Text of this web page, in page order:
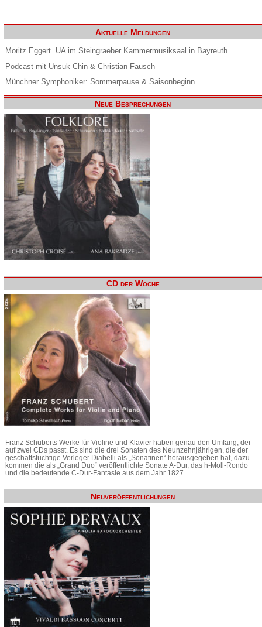
Aktuelle Meldungen
Moritz Eggert. UA im Steingraeber Kammermusiksaal in Bayreuth
Podcast mit Unsuk Chin & Christian Fausch
Münchner Symphoniker: Sommerpause & Saisonbeginn
Neue Besprechungen
CD der Woche
Franz Schuberts Werke für Violine und Klavier haben genau den Umfang, der
auf zwei CDs passt. Es sind die drei Sonaten des Neunzehnjährigen, die der
geschäftstüchtige Verleger Diabelli als „Sonatinen“ herausgegeben hat, dazu
kommen die als „Grand Duo“ veröffentlichte Sonate A-Dur, das h-Moll-Rondo
und die bedeutende C-Dur-Fantasie aus dem Jahr 1827.
Neuveröffentlichungen